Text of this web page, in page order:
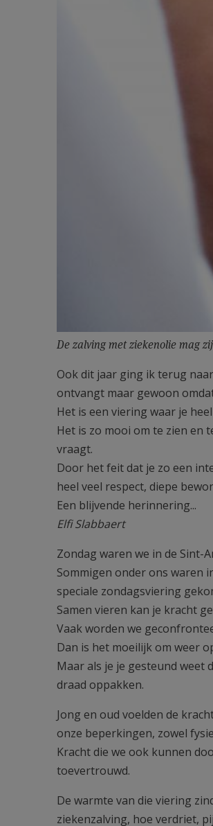
De zalving met ziekenolie mag
Ook dit jaar ging ik terug
ontvangt maar gewoon
Het is een viering waar je
Het is zo mooi om te zien en
vraagt.
Door het feit dat je zo een
heel veel respect, diepe
Een blijvende herinnering...
Elfi Slabbaert
Zondag waren we in de Sint-
Sommigen onder ons waren
speciale zondagsviering
Samen vieren kan je kracht
Vaak worden we
Dan is het moeilijk om weer
Maar als je je gesteund weet
draad oppakken.
Jong en oud voelden de
onze beperkingen, zowel
Kracht die we ook kunnen
toevertrouwd.
De warmte van die viering
ziekenzalving, hoe verdriet,